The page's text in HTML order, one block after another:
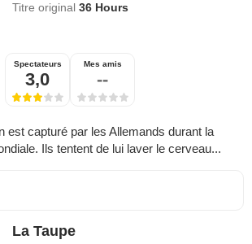
Titre original36 Hours
Spectateurs
3,0
Mes amis
--
est capturé par les Allemands durant la
Ils tentent de lui laver le cerveau...
La Taupe